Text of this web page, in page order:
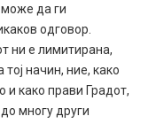
да ги
одговор.
ни е лимитирана,
начин, ние, како
како прави Градот,
многу други